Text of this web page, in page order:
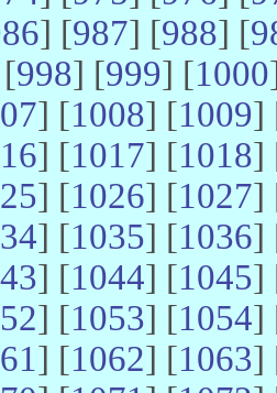
] [987] [988] [
998] [999] [1000
] [1008] [1009]
] [1017] [1018]
] [1026] [1027]
] [1035] [1036]
] [1044] [1045]
] [1053] [1054]
] [1062] [1063]